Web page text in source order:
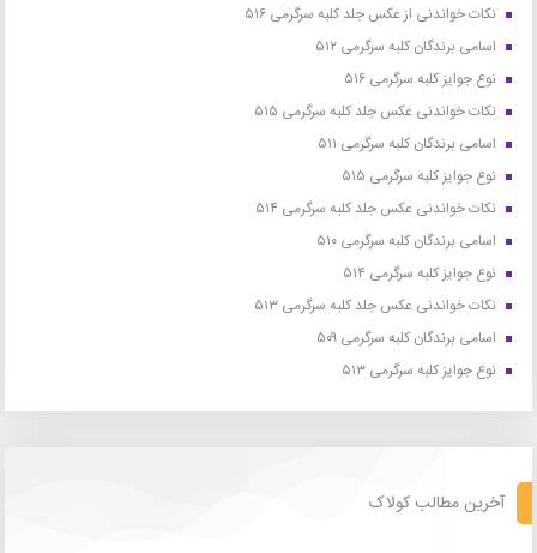
نکات خواندنی از عکس جلد کلبه سرگرمی ۵۱۶
اسامی برندگان کلبه سرگرمی ۵۱۲
نوع جوایز کلبه سرگرمی ۵۱۶
نکات خواندنی عکس جلد کلبه سرگرمی ۵۱۵
اسامی برندگان کلبه سرگرمی ۵۱۱
نوع جوایز کلبه سرگرمی ۵۱۵
نکات خواندنی عکس جلد کلبه سرگرمی ۵۱۴
اسامی برندگان کلبه سرگرمی ۵۱۰
نوع جوایز کلبه سرگرمی ۵۱۴
نکات خواندنی عکس جلد کلبه سرگرمی ۵۱۳
اسامی برندگان کلبه سرگرمی ۵۰۹
نوع جوایز کلبه سرگرمی ۵۱۳
آخرین مطالب کولاک